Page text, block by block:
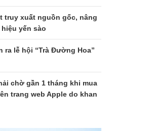
truy xuất nguồn gốc, nâng
yến sào
ra lễ hội “Trà Đường Hoa”
chờ gần 1 tháng khi mua
trang web Apple do khan